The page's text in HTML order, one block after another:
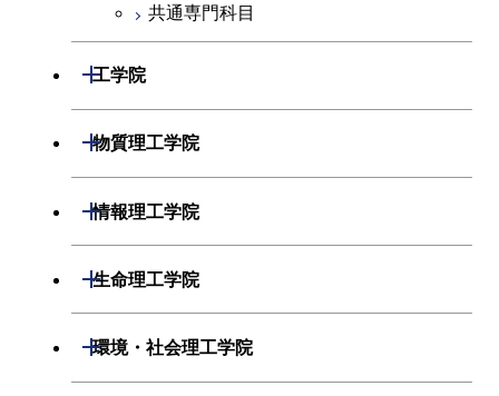
共通専門科目
工学院
開閉
機械系
電気電子系
経営工学系
物質理工学院
開閉
材料系
初年次専門科目
情報理工学院
開閉
数理・計算科学系
初年次専門科目
生命理工学院
開閉
生命理工学系
環境・社会理工学院
開閉